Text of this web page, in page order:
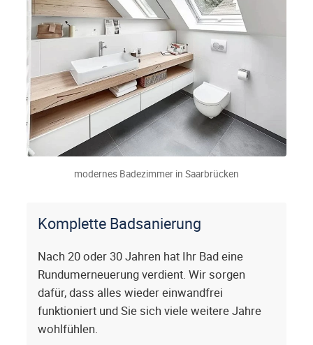
modernes Badezimmer in Saarbrücken
Komplette Badsanierung
Nach 20 oder 30 Jahren hat Ihr Bad eine
Rundumerneuerung verdient. Wir sorgen
dafür, dass alles wieder einwandfrei
funktioniert und Sie sich viele weitere Jahre
wohlfühlen.